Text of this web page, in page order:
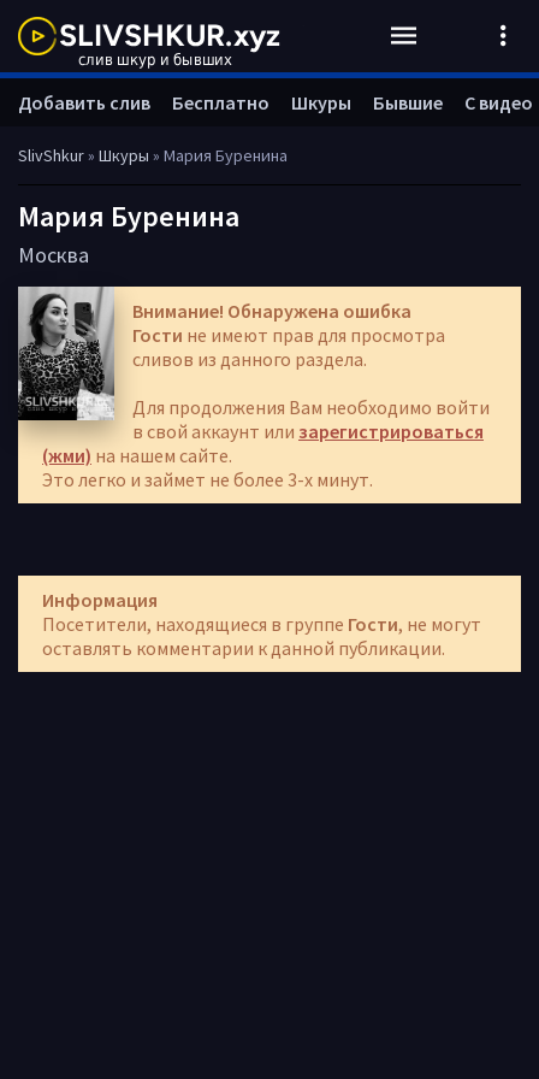
SlivShkur» Шкуры » Мария Буренина
Мария Буренина
Москва
Внимание! Обнаружена ошибка
Гости не имеют прав для просмотра
сливов из данного раздела.
Для продолжения Вам необходимо войти
в свой аккаунт или зарегистрироваться
(жми) на нашем сайте.
Это легко и займет не более 3-х минут.
Информация
Посетители, находящиеся в группе Гости, не могут
оставлять комментарии к данной публикации.
Добавить слив Бесплатно Шкуры Бывшие С видео